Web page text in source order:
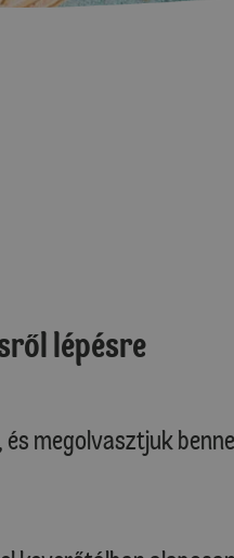
lépésre
és megolvasztjuk